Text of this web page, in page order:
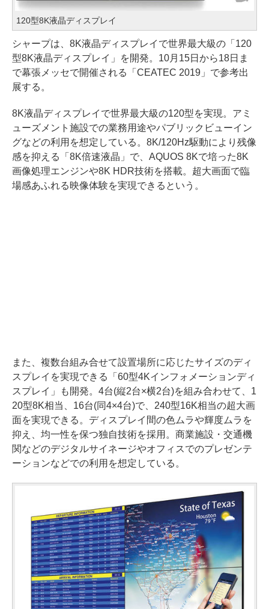
120型8K液晶ディスプレイ
シャープは、8K液晶ディスプレイで世界最大級の「120
型8K液晶ディスプレイ」を開発。10月15日から18日ま
で幕張メッセで開催される「CEATEC 2019」で参考出
展する。
8K液晶ディスプレイで世界最大級の120型を実現。アミ
ューズメント施設での業務用途やパブリックビューイン
グなどの利用を想定している。8K/120Hz駆動により残像
感を抑える「8K倍速液晶」で、AQUOS 8Kで培った8K
画像処理エンジンや8K HDR技術を搭載。超大画面で臨
場感あふれる映像体験を実現できるという。
また、複数台組み合せて設置場所に応じたサイズのディ
スプレイを実現できる「60型4Kインフォメーションディ
スプレイ」も開発。4台(縦2台×横2台)を組み合わせて、1
20型8K相当、16台(同4×4台)で、240型16K相当の超大画
面を実現できる。ディスプレイ間の色ムラや輝度ムラを
抑え、均一性を保つ独自技術を採用。商業施設・交通機
関などのデジタルサイネージやオフィスでのプレゼンテ
ーションなどでの利用を想定している。